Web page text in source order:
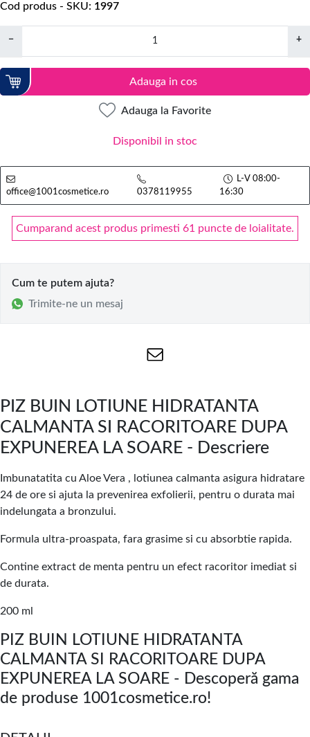
Cod produs - SKU 1997
− +
Adauga in cos
Adauga la Favorite
Disponibil in stoc
office@1001cosmetice.ro 0378119955
L-V 08:00-
16:30
Cumparand acest produs primesti 61 puncte de loialitate.
Cum te putem ajuta?
Trimite-ne un mesaj
PIZ BUIN LOTIUNE HIDRATANTA
CALMANTA SI RACORITOARE DUPA
EXPUNEREA LA SOARE - Descriere
Imbunatatita cu Aloe Vera , lotiunea calmanta asigura hidratare
24 de ore si ajuta la prevenirea exfolierii, pentru o durata mai
indelungata a bronzului.
Formula ultra-proaspata, fara grasime si cu absorbtie rapida.
Contine extract de menta pentru un efect racoritor imediat si
de durata.
200 ml
PIZ BUIN LOTIUNE HIDRATANTA
CALMANTA SI RACORITOARE DUPA
EXPUNEREA LA SOARE - Descoperă gama
de produse 1001cosmetice.ro!